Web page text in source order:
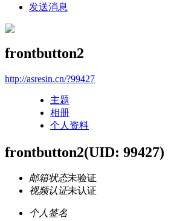
发送消息
frontbutton2
http://asresin.cn/?99427
主题
相册
个人资料
frontbutton2(UID: 99427)
邮箱状态未验证
视频认证未认证
个人签名